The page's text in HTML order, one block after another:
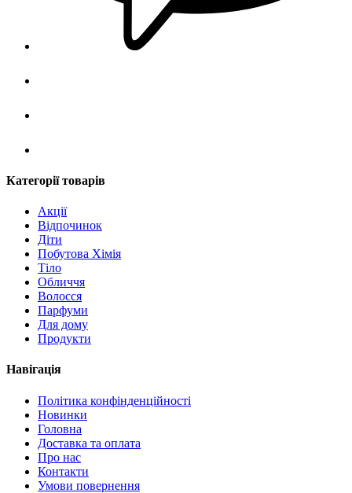
Категорії товарів
Акції
Відпочинок
Діти
Побутова Хімія
Тіло
Обличчя
Волосся
Парфуми
Для дому
Продукти
Навігація
Політика конфінденційності
Новинки
Головна
Доставка та оплата
Про нас
Контакти
Умови повернення